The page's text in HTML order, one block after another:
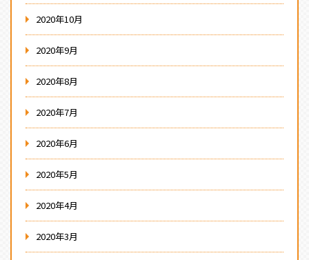
2020年10月
2020年9月
2020年8月
2020年7月
2020年6月
2020年5月
2020年4月
2020年3月